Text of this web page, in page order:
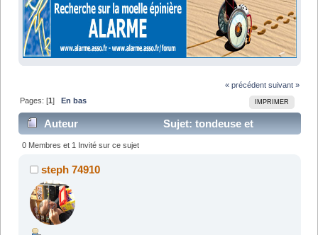
« précédent suivant »
IMPRIMER
Pages: [1] En bas
Auteur
Sujet: tondeuse et
remorque (Lu 9397 fois)
0 Membres et 1 Invité sur ce sujet
steph 74910